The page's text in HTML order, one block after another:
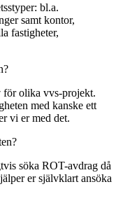
bl.a.
samt kontor,
fastigheter,
för olika vvs-projekt.
med kanske ett
vi er med det.
söka ROT-avdrag då
er självklart ansöka